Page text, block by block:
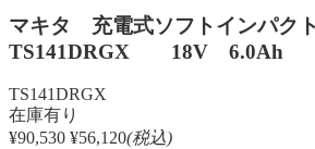
マキタ 充電式ソフトインパク
TS141DRGX 18V 6.0Ah
TS141DRGX
在庫有り
¥90,530 ¥56,120(税込)